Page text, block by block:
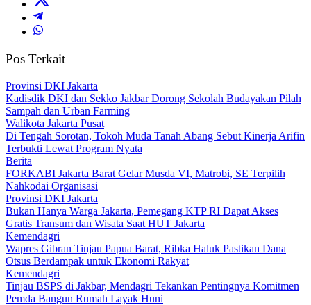
Pos Terkait
Provinsi DKI Jakarta
Kadisdik DKI dan Sekko Jakbar Dorong Sekolah Budayakan Pilah
Sampah dan Urban Farming
Walikota Jakarta Pusat
Di Tengah Sorotan, Tokoh Muda Tanah Abang Sebut Kinerja Arifin
Terbukti Lewat Program Nyata
Berita
FORKABI Jakarta Barat Gelar Musda VI, Matrobi, SE Terpilih
Nahkodai Organisasi
Provinsi DKI Jakarta
Bukan Hanya Warga Jakarta, Pemegang KTP RI Dapat Akses
Gratis Transum dan Wisata Saat HUT Jakarta
Kemendagri
Wapres Gibran Tinjau Papua Barat, Ribka Haluk Pastikan Dana
Otsus Berdampak untuk Ekonomi Rakyat
Kemendagri
Tinjau BSPS di Jakbar, Mendagri Tekankan Pentingnya Komitmen
Pemda Bangun Rumah Layak Huni